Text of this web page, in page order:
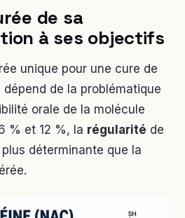
de sa
à ses objectifs
unique pour une cure de
de la problématique
orale de la molécule
% et 12 %, la régularité de
déterminante que la